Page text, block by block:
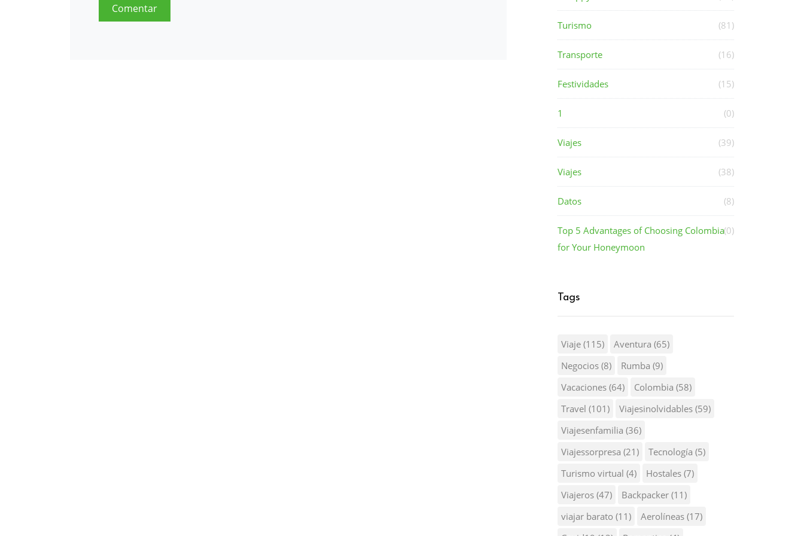
Turismo (81)
Transporte (16)
Festividades (15)
1 (0)
Viajes (39)
Viajes (38)
Datos (8)
Top 5 Advantages of Choosing Colombia
for Your Honeymoon
(0)
Tags
Viaje (115) Aventura (65)
Negocios (8) Rumba (9)
Vacaciones (64) Colombia (58)
Travel (101) Viajesinolvidables (59)
Viajesenfamilia (36)
Viajessorpresa (21) Tecnología (5)
Turismo virtual (4) Hostales (7)
Viajeros (47) Backpacker (11)
viajar barato (11) Aerolíneas (17)